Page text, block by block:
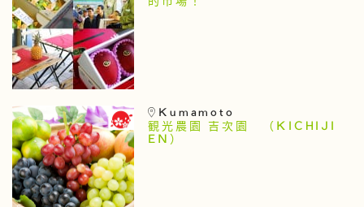
Kumamoto
観光農園 吉次園 （KICHIJI
EN）